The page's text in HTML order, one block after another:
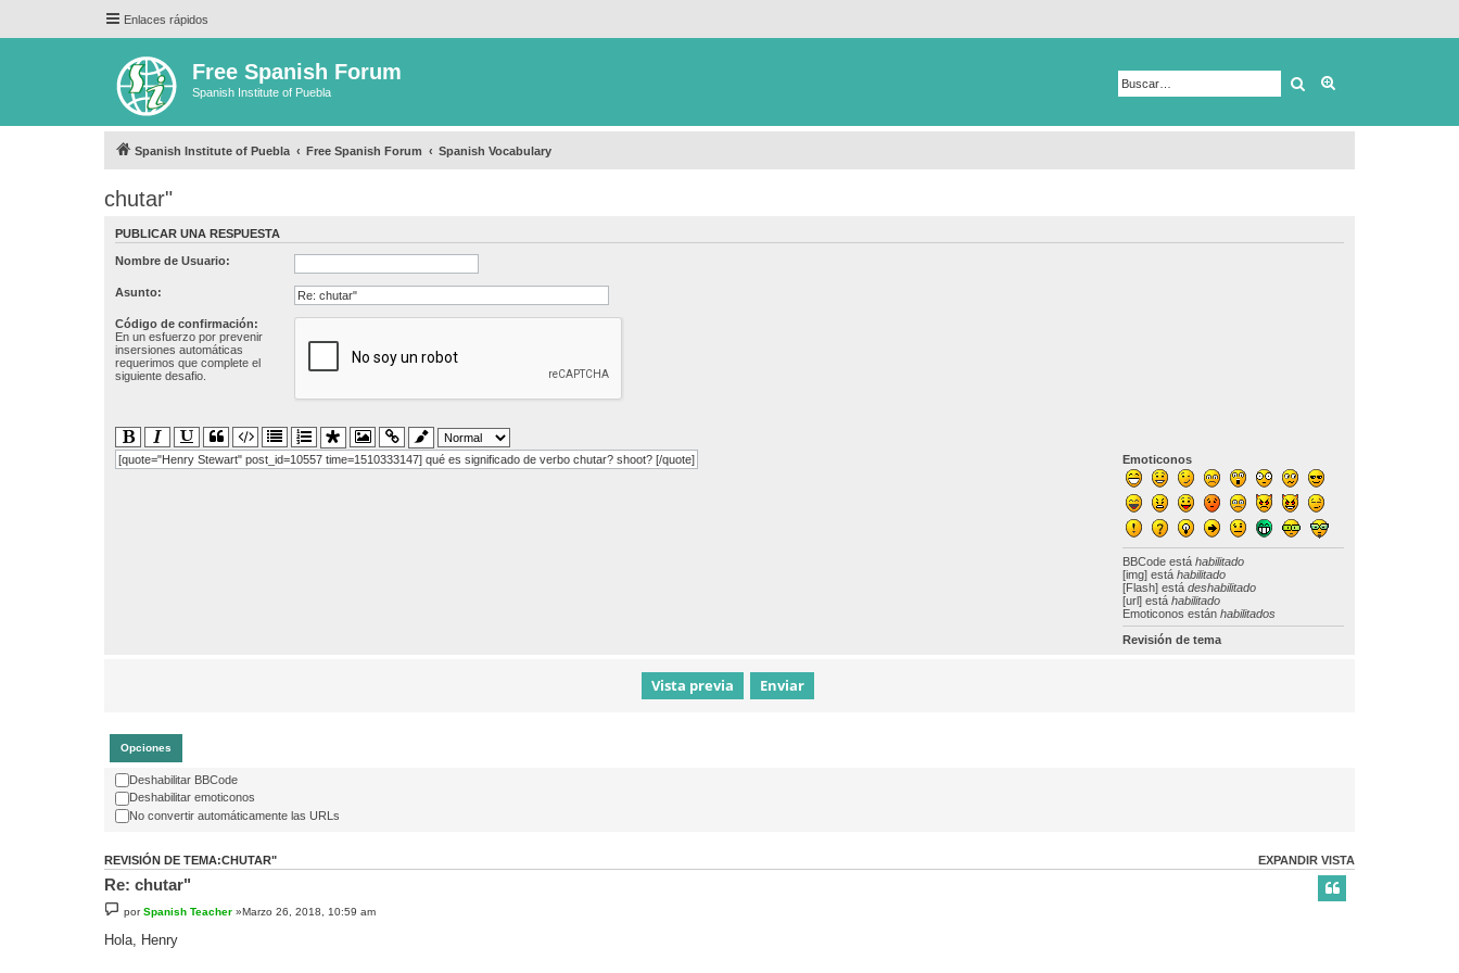
Enlaces rápidos
Free Spanish Forum
Spanish Institute of Puebla Buscar
Spanish Institute of Puebla Free Spanish Forum Spanish Vocabulary
chutar"
PUBLICAR UNA RESPUESTA
Nombre de Usuario:
Asunto:
Código de confirmación:
En un esfuerzo por prevenir
insersiones automáticas
requerimos que complete el
siguiente desafio.
Emoticonos
BBCode estáhabilitado
[img] estáhabilitado
[Flash] estádeshabilitado
[url] estáhabilitado
Emoticonos estánhabilitados
Revisión de tema
[quote="Henry Stewart" post_id=10557 time=1510333147] qué es significado de verbo chutar? shoot? [/quote]
Opciones
Deshabilitar BBCode
Deshabilitar emoticonos
No convertir automáticamente las URLs
EXPANDIR VISTA
REVISIÓN DE TEMA:CHUTAR"
Re: chutar"
porSpanish Teacher »Marzo 26, 2018, 10:59 am
Hola, Henry